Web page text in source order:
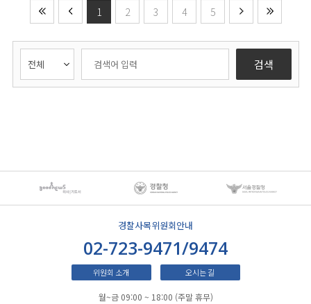
1 2 3 4 5
검색
경찰사목위원회안내
02-723-9471/9474
위원회 소개 오시는 길
월~금 09:00 ~ 18:00 (주말 휴무)